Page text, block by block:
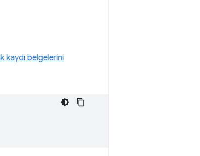
kaydı belgelerini